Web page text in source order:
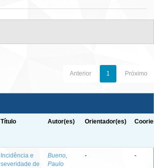
Anterior 1 Próximo
Título Autor(es) Orientador(es)
Incidência e
severidade de
Bueno,
Paulo
- -